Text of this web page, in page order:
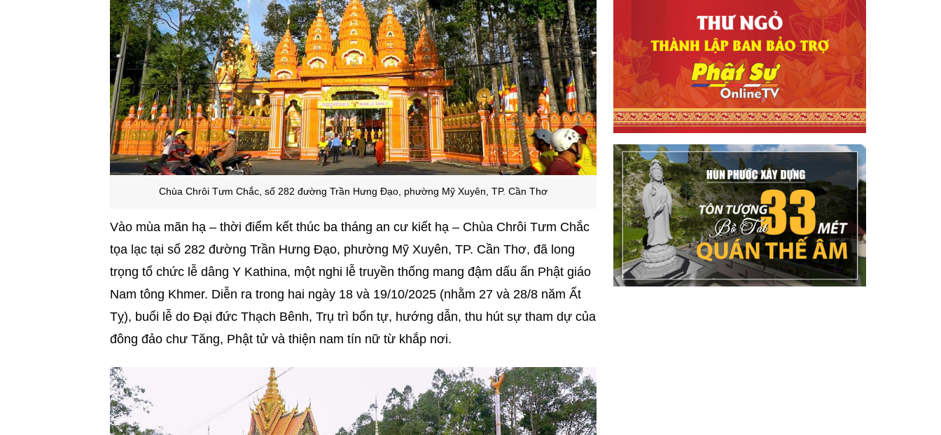
Chùa Chrôi Tưm Chắc, số 282 đường Trần Hưng Đạo, phường Mỹ Xuyên, TP. Cần Thơ
Vào mùa mãn hạ – thời điểm kết thúc ba tháng an cư kiết hạ – Chùa Chrôi Tưm Chắc
tọa lạc tại số 282 đường Trần Hưng Đạo, phường Mỹ Xuyên, TP. Cần Thơ, đã long
trọng tổ chức lễ dâng Y Kathina, một nghi lễ truyền thống mang đậm dấu ấn Phật giáo
Nam tông Khmer. Diễn ra trong hai ngày 18 và 19/10/2025 (nhằm 27 và 28/8 năm Ất
Tỵ), buổi lễ do Đại đức Thạch Bênh, Trụ trì bổn tự, hướng dẫn, thu hút sự tham dự của
đông đảo chư Tăng, Phật tử và thiện nam tín nữ từ khắp nơi.